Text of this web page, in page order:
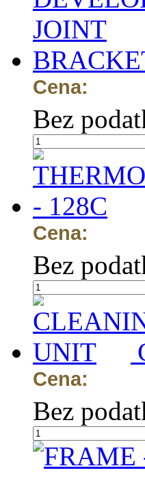
Cena:
Bez
Cena:
Bez
Cena:
Bez